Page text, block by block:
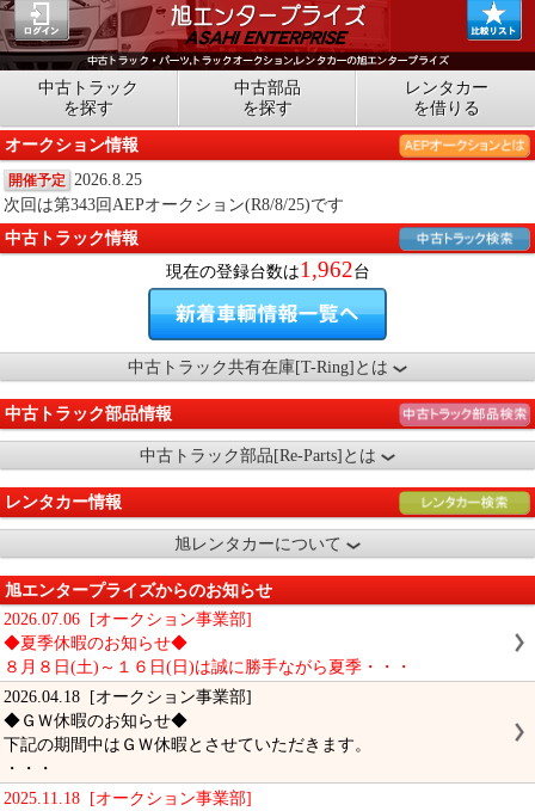
中古トラック
を探す
中古部品
を探す
レンタカー
を借りる
オークション情報
開催予定
2026.8.25
次回は第343回AEPオークション(R8/8/25)です
中古トラック情報
現在の登録台数は1,962台
中古トラック共有在庫[T-Ring]とは
中古トラック部品情報
中古トラック部品[Re-Parts]とは
レンタカー情報
旭レンタカーについて
旭エンタープライズからのお知らせ
2026.07.06 [オークション事業部]
◆夏季休暇のお知らせ◆
８月８日(土)～１６日(日)は誠に勝手ながら夏季・・・
2026.04.18 [オークション事業部]
◆ＧＷ休暇のお知らせ◆
下記の期間中はＧＷ休暇とさせていただきます。
・・・
2025.11.18 [オークション事業部]